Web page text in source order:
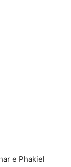
e Phakiel